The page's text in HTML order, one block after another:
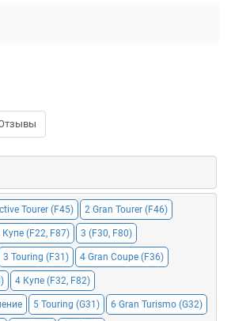
Tourer (F45) 2 Gran Tourer (F46)
Купе (F22, F87) 3 (F30, F80)
3 Touring (F31) 4 Gran Coupe (F36)
4 Купе (F32, F82)
5 Touring (G31) 6 Gran Turismo (G32)